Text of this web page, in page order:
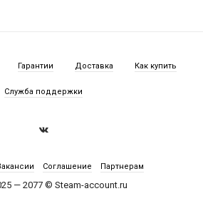
Гарантии Доставка Как купить
Служба поддержки
— 2077 © Steam-account.ru
Соглашение Партнерам